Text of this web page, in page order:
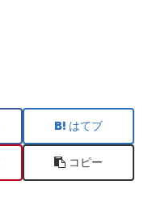
はてブ
コピー